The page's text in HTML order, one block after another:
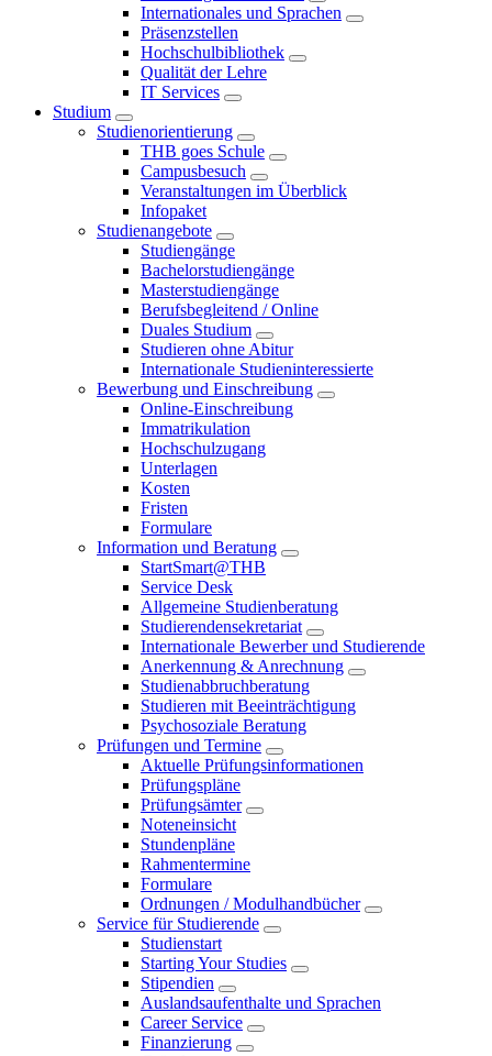
Internationales und Sprachen
Präsenzstellen
Hochschulbibliothek
Qualität der Lehre
IT Services
Studium
Studienorientierung
THB goes Schule
Campusbesuch
Veranstaltungen im Überblick
Infopaket
Studienangebote
Studiengänge
Bachelorstudiengänge
Masterstudiengänge
Berufsbegleitend / Online
Duales Studium
Studieren ohne Abitur
Internationale Studieninteressierte
Bewerbung und Einschreibung
Online-Einschreibung
Immatrikulation
Hochschulzugang
Unterlagen
Kosten
Fristen
Formulare
Information und Beratung
StartSmart@THB
Service Desk
Allgemeine Studienberatung
Studierendensekretariat
Internationale Bewerber und Studierende
Anerkennung & Anrechnung
Studienabbruchberatung
Studieren mit Beeinträchtigung
Psychosoziale Beratung
Prüfungen und Termine
Aktuelle Prüfungsinformationen
Prüfungspläne
Prüfungsämter
Noteneinsicht
Stundenpläne
Rahmentermine
Formulare
Ordnungen / Modulhandbücher
Service für Studierende
Studienstart
Starting Your Studies
Stipendien
Auslandsaufenthalte und Sprachen
Career Service
Finanzierung